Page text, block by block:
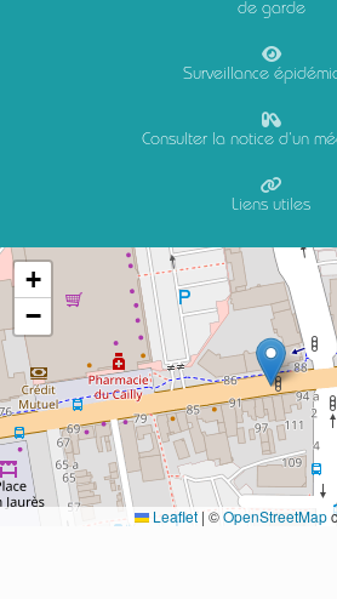
de garde
Surveillance
Consulter la notice d’un
Liens utiles
+
−
Leaflet | ©OpenStreetMap